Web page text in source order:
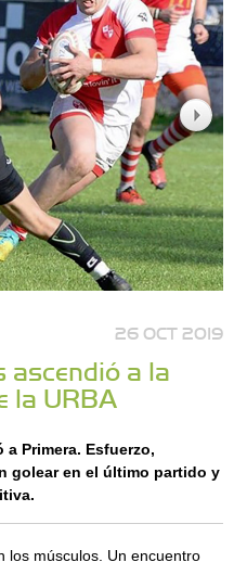
26 OCT 2019
ascendió a la
la URBA
Primera. Esfuerzo,
golear en el último partido y
los músculos. Un encuentro